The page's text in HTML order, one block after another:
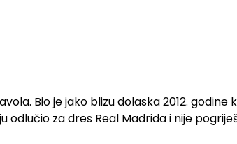
Bio je jako blizu dolaska 2012. godine
za dres Real Madrida i nije